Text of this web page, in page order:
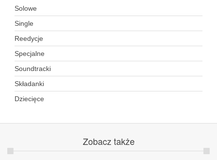
Solowe
Single
Reedycje
Specjalne
Soundtracki
Składanki
Dziecięce
Zobacz także